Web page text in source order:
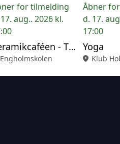
for tilmelding
aug.. 2026 kl.
Keramikcaféen - Tirsdag
Engholmskolen
Åbner
d. 17.
17:00
Yoga
location_on Klub